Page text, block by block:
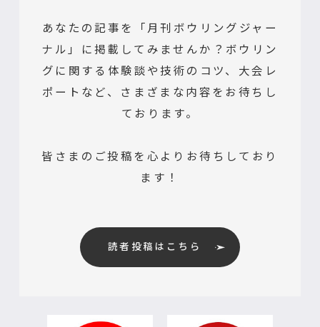
あなたの記事を「月刊ボウリングジャー
ナル」に掲載してみませんか？ボウリン
グに関する体験談や技術のコツ、大会レ
ポートなど、さまざまな内容をお待ちし
ております。
皆さまのご投稿を心よりお待ちしており
ます！
読者投稿はこちら